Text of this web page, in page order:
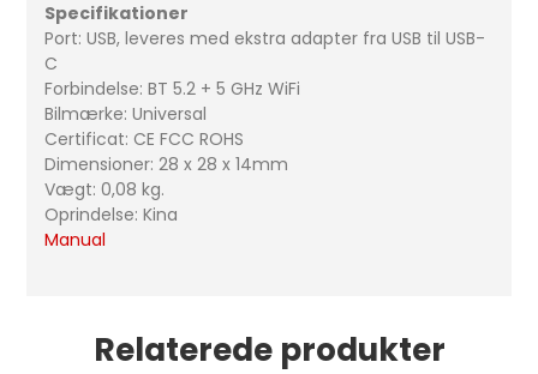
Specifikationer
Port: USB, leveres med ekstra adapter fra USB til USB-
C
Forbindelse: BT 5.2 + 5 GHz WiFi
Bilmærke: Universal
Certificat: CE FCC ROHS
Dimensioner: 28 x 28 x 14mm
Vægt: 0,08 kg.
Oprindelse: Kina
Manual
Relaterede produkter